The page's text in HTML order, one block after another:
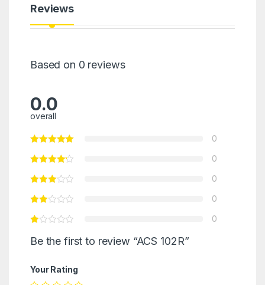
Reviews
Based on 0 reviews
0.0
overall
0
0
0
0
0
Be the first to review “ACS 102R”
Your Rating